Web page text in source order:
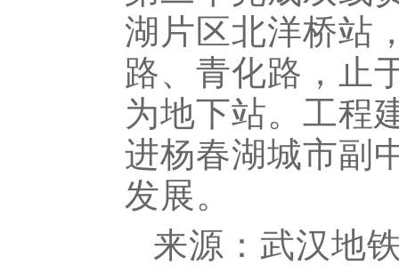
湖片区北洋桥站
路、青化路，止
为地下站。工程
进杨春湖城市副
发展。
来源：武汉地